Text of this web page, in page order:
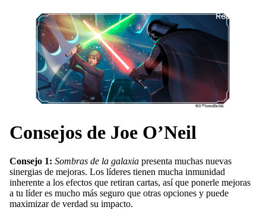
Consejos de Joe O’Neil
Consejo 1: Sombras de la galaxia presenta muchas nuevas
sinergias de mejoras. Los líderes tienen mucha inmunidad
inherente a los efectos que retiran cartas, así que ponerle mejoras
a tu líder es mucho más seguro que otras opciones y puede
maximizar de verdad su impacto.